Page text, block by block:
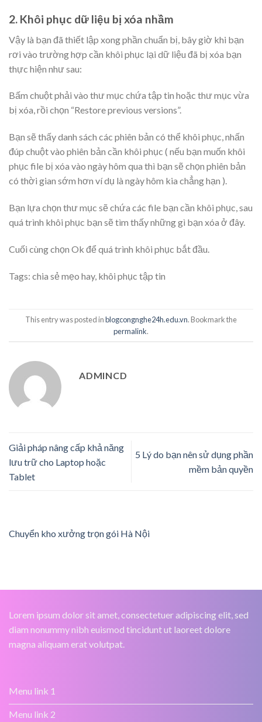
2. Khôi phục dữ liệu bị xóa nhầm
Vậy là bạn đã thiết lập xong phần chuẩn bị, bây giờ khi bạn
rơi vào trường hợp cần khôi phục lại dữ liệu đã bị xóa bạn
thực hiện như sau:
Bấm chuột phải vào thư mục chứa tập tin hoặc thư mục vừa
bị xóa, rồi chọn “Restore previous versions”.
Bạn sẽ thấy danh sách các phiên bản có thể khôi phục, nhấn
đúp chuột vào phiên bản cần khôi phục ( nếu bạn muốn khôi
phục file bị xóa vào ngày hôm qua thì bạn sẽ chọn phiên bản
có thời gian sớm hơn ví dụ là ngày hôm kia chẳng hạn ).
Bạn lựa chọn thư mục sẽ chứa các file bạn cần khôi phục, sau
quá trình khôi phục bạn sẽ tìm thấy những gì bạn xóa ở đây.
Cuối cùng chọn Ok để quá trình khôi phục bắt đầu.
Tags: chia sẻ mẹo hay, khôi phục tập tin
This entry was posted inblogcongnghe24h.edu.vn. Bookmark the
permalink.
ADMINCD
Giải pháp nâng cấp khả năng
lưu trữ cho Laptop hoặc
Tablet
5 Lý do bạn nên sử dụng phần
mềm bản quyền
Chuyển kho xưởng trọn gói Hà Nội
Lorem ipsum dolor sit amet, consectetuer adipiscing elit, sed
diam nonummy nibh euismod tincidunt ut laoreet dolore
magna aliquam erat volutpat.
Menu link 1
Menu link 2